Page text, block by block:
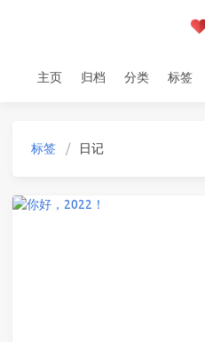
主页 归档 分类 标签
标签 日记